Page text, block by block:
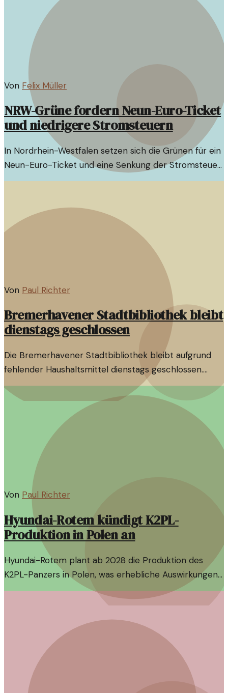
Von Felix Müller
NRW-Grüne fordern Neun-Euro-Ticket
und niedrigere Stromsteuern
In Nordrhein-Westfalen setzen sich die Grünen für ein
Neun-Euro-Ticket und eine Senkung der Stromsteuer
ein, um Mobilität und Klimaschutz zu fördern.
Von Paul Richter
Bremerhavener Stadtbibliothek bleibt
dienstags geschlossen
Die Bremerhavener Stadtbibliothek bleibt aufgrund
fehlender Haushaltsmittel dienstags geschlossen.
Diese Entscheidung wirft Fragen zur Finanzierung
öffentlicher Einrichtungen auf.
Von Paul Richter
Hyundai-Rotem kündigt K2PL-
Produktion in Polen an
Hyundai-Rotem plant ab 2028 die Produktion des
K2PL-Panzers in Polen, was erhebliche Auswirkungen
auf die Rüstungsindustrie und die geopolitische Lage in